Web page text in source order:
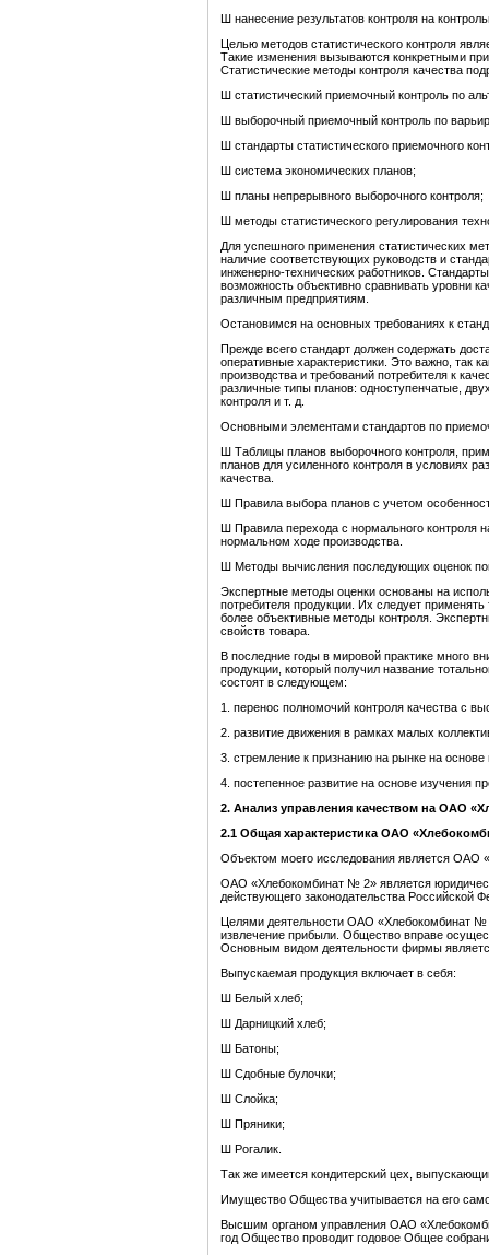
Ш нанесение результатов контроля на
Целью методов статистического контроля
Такие изменения вызываются конкретными
Статистические методы контроля качества
Ш статистический приемочный контроль по
Ш выборочный приемочный контроль по
Ш стандарты статистического приемочного
Ш система экономических планов;
Ш планы непрерывного выборочного контроля;
Ш методы статистического регулирования
Для успешного применения статистических
наличие соответствующих руководств и
инженерно-технических работников.
возможность объективно сравнивать уровни
различным предприятиям.
Остановимся на основных требованиях к
Прежде всего стандарт должен содержать
оперативные характеристики. Это важно, так
производства и требований потребителя к
различные типы планов: одноступенчатые,
контроля и т. д.
Основными элементами стандартов по
Ш Таблицы планов выборочного контроля,
планов для усиленного контроля в условиях
качества.
Ш Правила выбора планов с учетом
Ш Правила перехода с нормального контроля
нормальном ходе производства.
Ш Методы вычисления последующих оценок
Экспертные методы оценки основаны на
потребителя продукции. Их следует
более объективные методы контроля.
свойств товара.
В последние годы в мировой практике много
продукции, который получил название
состоят в следующем:
1. перенос полномочий контроля качества с
2. развитие движения в рамках малых
3. стремление к признанию на рынке на основе
4. постепенное развитие на основе изучения
2. Анализ управления качеством на ОАО
2.1 Общая характеристика ОАО
Объектом моего исследования является ОАО
ОАО «Хлебокомбинат № 2» является
действующего законодательства Российской
Целями деятельности ОАО «Хлебокомбинат №
извлечение прибыли. Общество вправе
Основным видом деятельности фирмы
Выпускаемая продукция включает в себя:
Ш Белый хлеб;
Ш Дарницкий хлеб;
Ш Батоны;
Ш Сдобные булочки;
Ш Слойка;
Ш Пряники;
Ш Рогалик.
Так же имеется кондитерский цех,
Имущество Общества учитывается на его
Высшим органом управления ОАО
год Общество проводит годовое Общее